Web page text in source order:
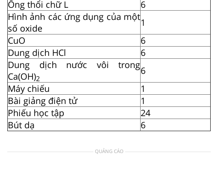
Ống thổi chữ L
6
Hình ảnh các ứng dụng của một
số oxide
1
CuO
6
Dung dịch HCl
6
Dung dịch nước vôi trong
Ca(OH)2
6
Máy chiếu
1
Bài giảng điện tử
1
Phiếu học tập
24
Bút dạ
6
QUẢNG CÁO